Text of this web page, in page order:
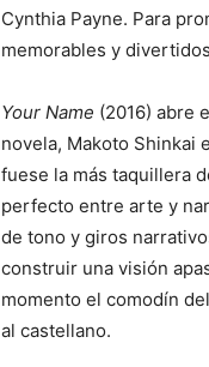
Cynthia Payne. Para
memorables y
Your Name (2016) abre
novela, Makoto Shinkai
fuese la más taquillera
perfecto entre arte y
de tono y giros
construir una visión
momento el comodín
al castellano.